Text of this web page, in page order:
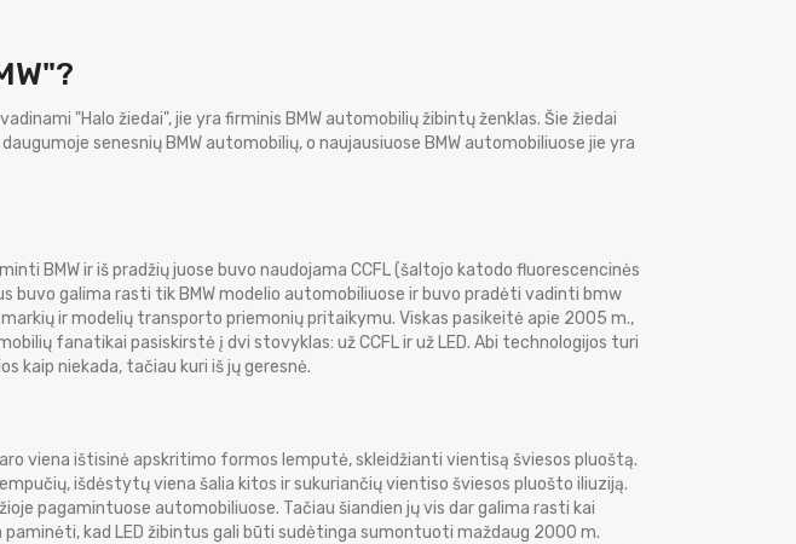
"Halo žiedai", jie yra firminis BMW automobilių žibintų ženklas. Šie žiedai
senesnių BMW automobilių, o naujausiuose BMW automobiliuose jie yra
BMW ir iš pradžių juose buvo naudojama CCFL (šaltojo katodo fluorescencinės
buvo galima rasti tik BMW modelio automobiliuose ir buvo pradėti vadinti bmw
ir modelių transporto priemonių pritaikymu. Viskas pasikeitė apie 2005 m.,
fanatikai pasiskirstė į dvi stovyklas: už CCFL ir už LED. Abi technologijos turi
kaip niekada, tačiau kuri iš jų geresnė.
viena ištisinė apskritimo formos lemputė, skleidžianti vientisą šviesos pluoštą.
išdėstytų viena šalia kitos ir sukuriančių vientiso šviesos pluošto iliuziją.
pagamintuose automobiliuose. Tačiau šiandien jų vis dar galima rasti kai
kad LED žibintus gali būti sudėtinga sumontuoti maždaug 2000 m.